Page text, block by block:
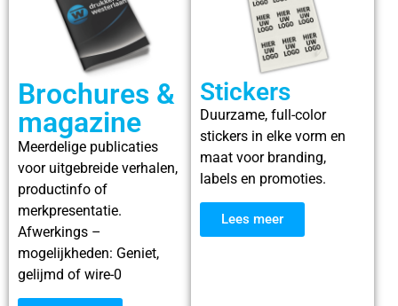
Brochures &
magazine
Meerdelige publicaties
voor uitgebreide verhalen,
productinfo of
merkpresentatie.
Afwerkings –
mogelijkheden: Geniet,
gelijmd of wire-0
Stickers​
Duurzame, full-color
stickers in elke vorm en
maat voor branding,
labels en promoties.
Lees meer